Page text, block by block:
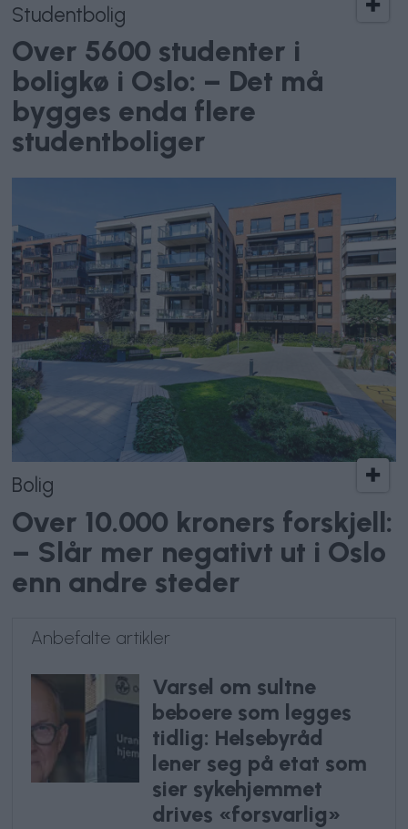
Studentbolig
Over 5600 studenter i
boligkø i Oslo: – Det må
bygges enda flere
studentboliger
Bolig
Over 10.000 kroners forskjell:
– Slår mer negativt ut i Oslo
enn andre steder
Anbefalte artikler
Varsel om sultne
beboere som legges
tidlig: Helsebyråd
lener seg på etat som
sier sykehjemmet
drives «forsvarlig»